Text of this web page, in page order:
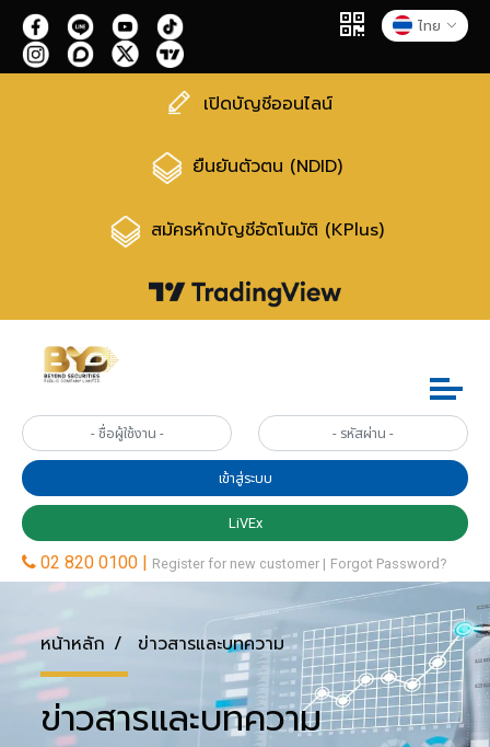
ไทย
เปิดบัญชีออนไลน์
ยืนยันตัวตน (NDID)
สมัครหักบัญชีอัตโนมัติ (KPlus)
หน้าหลัก ข่าวสารและบทความ
ข่าวสารและบทความ